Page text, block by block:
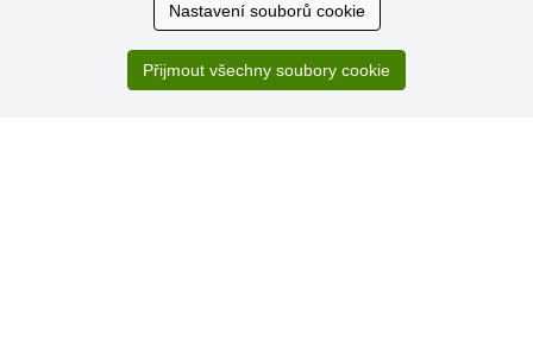
Sortiment za fajn ceny a hlavně super rychlé dodání. Moc
Nastavení souborů cookie
Přijmout všechny soubory cookie